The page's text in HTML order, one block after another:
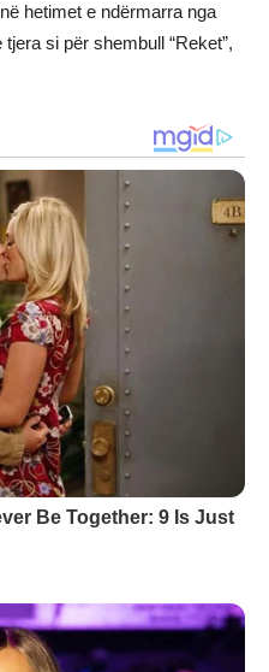
hetimet e ndërmarra nga
si për shembull “Reket”,